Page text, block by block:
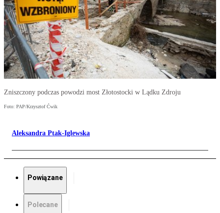
Zniszczony podczas powodzi most Złotostocki w Lądku Zdroju
Foto: PAP/Krzysztof Ćwik
Aleksandra Ptak-Iglewska
Powiązane
Polecane